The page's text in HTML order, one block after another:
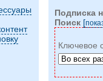
Подписка
Поиск [
Ключевое